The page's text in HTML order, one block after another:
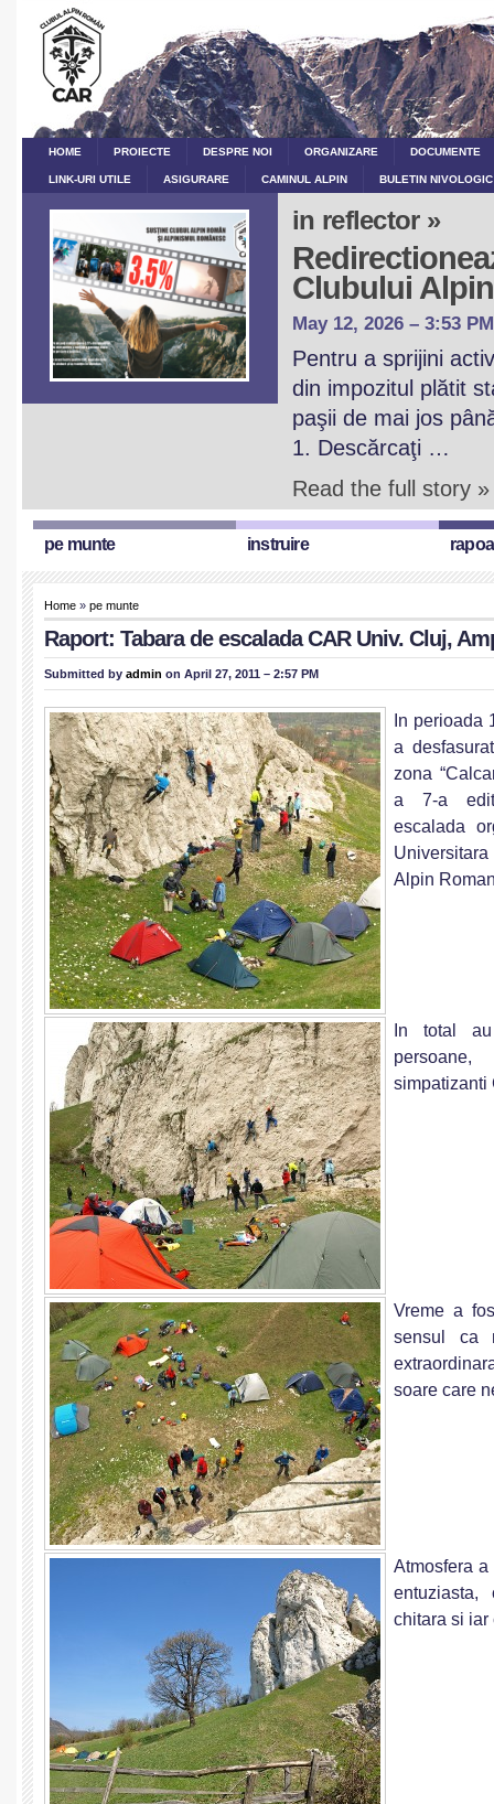
HOME PROIECTE DESPRE NOI ORGANIZARE DOCUMENTE
LINK-URI UTILE ASIGURARE CAMINUL ALPIN BULETIN
in reflector »
Clubului
May 12, 2026 – 3:53 PM
Pentru a sprijini
din impozitul plătit
paşii de mai jos
1. Descărcaţi …
Read the full story »
pe munte instruire
Home » pe munte
Raport: Tabara de escalada CAR Univ. Cluj,
Submitted by admin on April 27, 2011 – 2:57 PM
In perioada
a
zona
a 7-a
escalada
Alpin
In total
simpatizanti
Vreme a
sensul ca
soare care
Atmosfera
entuziasta,
chitara si iar